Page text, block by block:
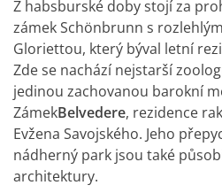
Z habsburské doby stojí za
zámek Schönbrunn s
Gloriettou, který býval letní
Zde se nachází nejstarší
jedinou zachovanou barokní
ZámekBelvedere, rezidence
Evžena Savojského. Jeho
nádherný park jsou také
architektury.